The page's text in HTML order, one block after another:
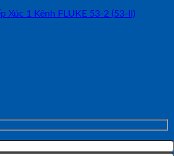
Xúc 1 Kênh FLUKE 53-2 (53-II)